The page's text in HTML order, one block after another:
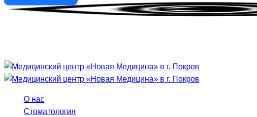
О нас
Стоматология